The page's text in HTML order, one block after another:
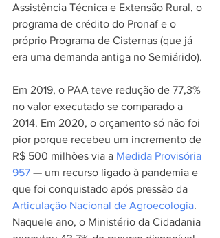
Assistência Técnica e Extensão Rural, o
programa de crédito do Pronaf e o
próprio Programa de Cisternas (que já
era uma demanda antiga no Semiárido).
Em 2019, o PAA teve redução de 77,3%
no valor executado se comparado a
2014. Em 2020, o orçamento só não foi
pior porque recebeu um incremento de
R$ 500 milhões via a Medida Provisória
957 — um recurso ligado à pandemia e
que foi conquistado após pressão da
Articulação Nacional de Agroecologia.
Naquele ano, o Ministério da Cidadania